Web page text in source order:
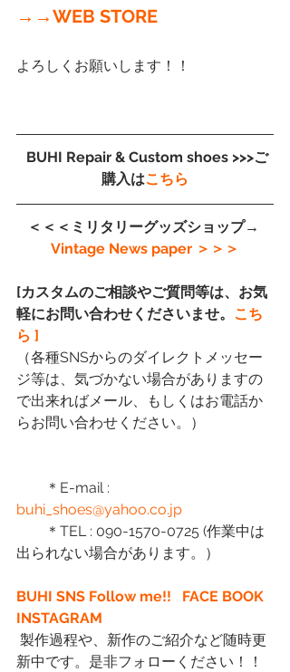
→→WEB STORE
よろしくお願いします！！
購入はこちら
＜＜＜ミリタリーグッズショップ→
Vintage News paper ＞＞＞
[カスタムのご相談やご質問等は、お気
軽にお問い合わせくださいませ。 こち
ら ]
（各種SNSからのダイレクトメッセー
ジ等は、気づかない場合がありますの
で出来ればメール、もしくはお電話か
らお問い合わせください。）
＊E-mail :
buhi_shoes@yahoo.co.jp
＊TEL : 090-1570-0725 (作業中は
出られない場合があります。）
BUHI SNS Follow me!!
FACE BOOK
INSTAGRAM
新中です。是非フォローください！！